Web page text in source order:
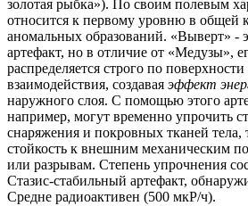
золотая рыбка»). По своим полевым
относится к первому уровню в общей
аномальных образований. «Выверт» -
артефакт, но в отличие от «Медузы»,
распределяется строго по поверхности
взаимодействия, создавая эффект
наружного слоя. С помощью этого
например, могут временно упрочить
снаряжения и покровных тканей
стойкость к внешним механическим
или разрывам. Степень упрочнения
Стазис-стабильный артефакт,
Средне радиоактивен (500 мкР/ч).